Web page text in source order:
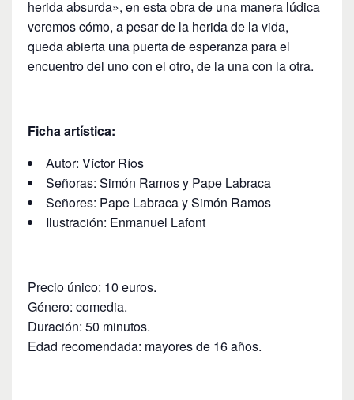
herida absurda», en esta obra de una manera lúdica
veremos cómo, a pesar de la herida de la vida,
queda abierta una puerta de esperanza para el
encuentro del uno con el otro, de la una con la otra.
Ficha artística:
Autor: Víctor Ríos
Señoras: Simón Ramos y Pape Labraca
Señores: Pape Labraca y Simón Ramos
Ilustración: Enmanuel Lafont
Precio único: 10 euros.
Género: comedia.
Duración: 50 minutos.
Edad recomendada: mayores de 16 años.